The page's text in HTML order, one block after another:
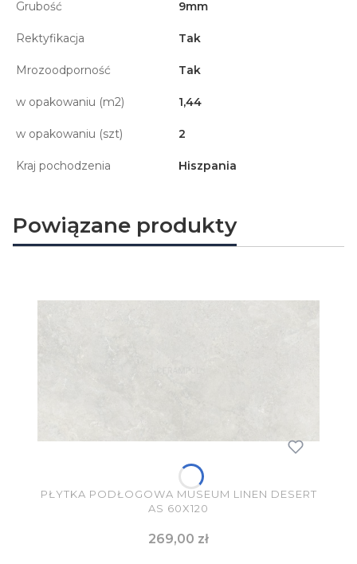
Grubość 9mm
Rektyfikacja Tak
Mrozoodporność Tak
w opakowaniu (m2) 1,44
w opakowaniu (szt) 2
Kraj pochodzenia Hiszpania
Powiązane produkty
PŁYTKA PODŁOGOWA MUSEUM LINEN DESERT
AS 60X120
Cena
269,00 zł